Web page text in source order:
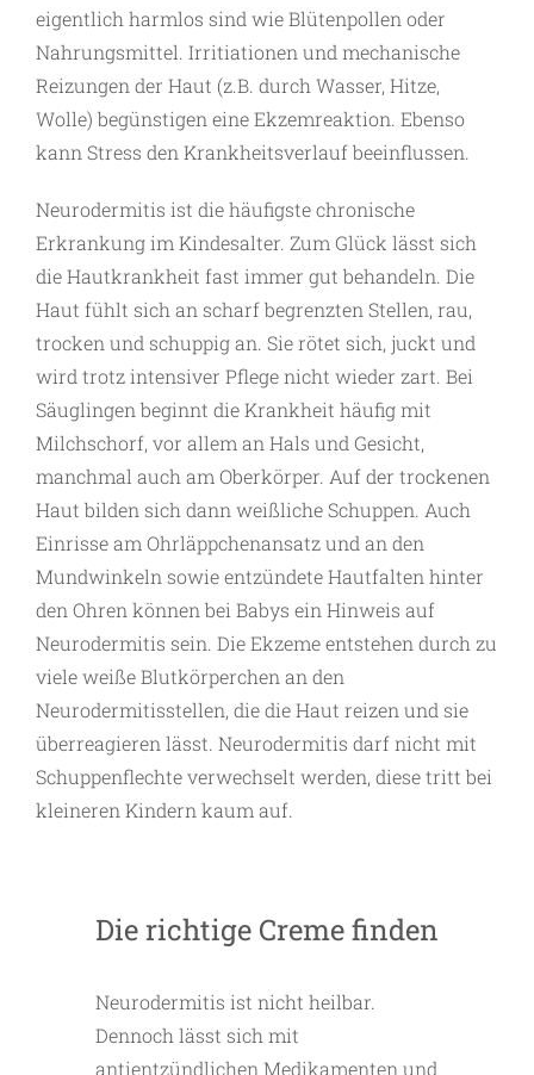
eigentlich harmlos sind wie Blütenpollen oder
Nahrungsmittel. Irritiationen und mechanische
Reizungen der Haut (z.B. durch Wasser, Hitze,
Wolle) begünstigen eine Ekzemreaktion. Ebenso
kann Stress den Krankheitsverlauf beeinflussen.
Neurodermitis ist die häufigste chronische
Erkrankung im Kindesalter. Zum Glück lässt sich
die Hautkrankheit fast immer gut behandeln. Die
Haut fühlt sich an scharf begrenzten Stellen, rau,
trocken und schuppig an. Sie rötet sich, juckt und
wird trotz intensiver Pflege nicht wieder zart. Bei
Säuglingen beginnt die Krankheit häufig mit
Milchschorf, vor allem an Hals und Gesicht,
manchmal auch am Oberkörper. Auf der trockenen
Haut bilden sich dann weißliche Schuppen. Auch
Einrisse am Ohrläppchenansatz und an den
Mundwinkeln sowie entzündete Hautfalten hinter
den Ohren können bei Babys ein Hinweis auf
Neurodermitis sein. Die Ekzeme entstehen durch zu
viele weiße Blutkörperchen an den
Neurodermitisstellen, die die Haut reizen und sie
überreagieren lässt. Neurodermitis darf nicht mit
Schuppenflechte verwechselt werden, diese tritt bei
kleineren Kindern kaum auf.
Die richtige Creme finden
Neurodermitis ist nicht heilbar.
Dennoch lässt sich mit
antientzündlichen Medikamenten und